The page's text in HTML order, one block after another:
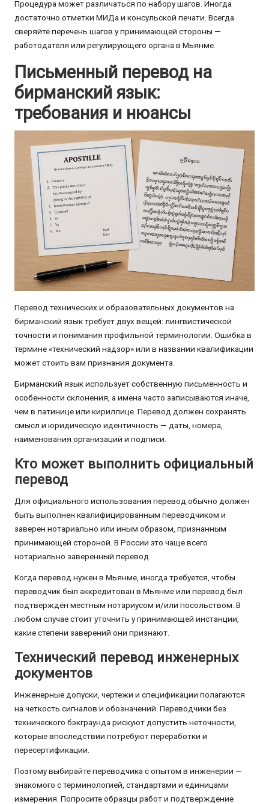
Процедура может различаться по набору шагов. Иногда
достаточно отметки МИДа и консульской печати. Всегда
сверяйте перечень шагов у принимающей стороны —
работодателя или регулирующего органа в Мьянме.
Письменный перевод на
бирманский язык:
требования и нюансы
Перевод технических и образовательных документов на
бирманский язык требует двух вещей: лингвистической
точности и понимания профильной терминологии. Ошибка в
термине «технический надзор» или в названии квалификации
может стоить вам признания документа.
Бирманский язык использует собственную письменность и
особенности склонения, а имена часто записываются иначе,
чем в латинице или кириллице. Перевод должен сохранять
смысл и юридическую идентичность — даты, номера,
наименования организаций и подписи.
Кто может выполнить официальный
перевод
Для официального использования перевод обычно должен
быть выполнен квалифицированным переводчиком и
заверен нотариально или иным образом, признанным
принимающей стороной. В России это чаще всего
нотариально заверенный перевод.
Когда перевод нужен в Мьянме, иногда требуется, чтобы
переводчик был аккредитован в Мьянме или перевод был
подтверждён местным нотариусом и/или посольством. В
любом случае стоит уточнить у принимающей инстанции,
какие степени заверений они признают.
Технический перевод инженерных
документов
Инженерные допуски, чертежи и спецификации полагаются
на четкость сигналов и обозначений. Переводчики без
технического бэкграунда рискуют допустить неточности,
которые впоследствии потребуют переработки и
пересертификации.
Поэтому выбирайте переводчика с опытом в инженерии —
знакомого с терминологией, стандартами и единицами
измерения. Попросите образцы работ и подтверждение